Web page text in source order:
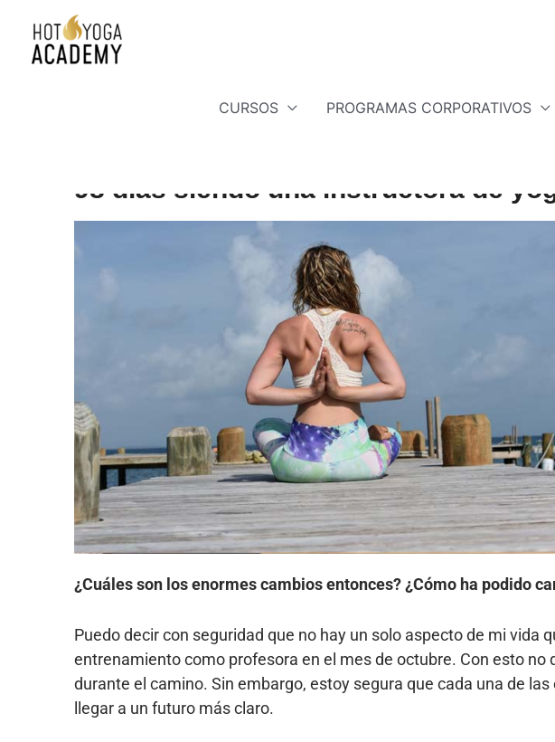
CURSOS PROGRAMAS CORPORATIVOS
98 días siendo una instructora de
¿Cuáles son los enormes cambios entonces? ¿Cómo ha podido
Puedo decir con seguridad que no hay un solo aspecto de mi
entrenamiento como profesora en el mes de octubre. Con esto
durante el camino. Sin embargo, estoy segura que cada una de
llegar a un futuro más claro.